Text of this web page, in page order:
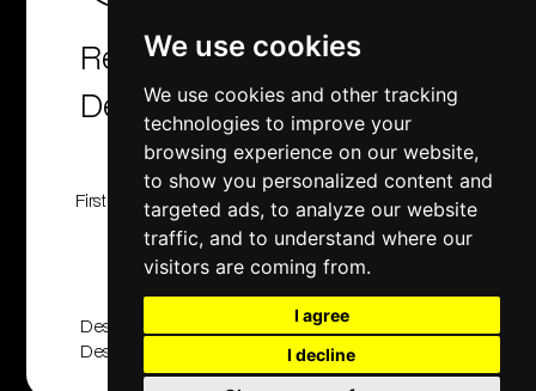
We use cookies
We use cookies and other tracking
technologies to improve your
browsing experience on our website,
to show you personalized content and
targeted ads, to analyze our website
traffic, and to understand where our
visitors are coming from.
I agree
I decline
Real Estate Agency &
Developers
First Class Homes, Developing , Investment and
Consulting company
© 2001 - 2025. All rights reserved
Designed And Developed By
Design2Brand
Applabprojects